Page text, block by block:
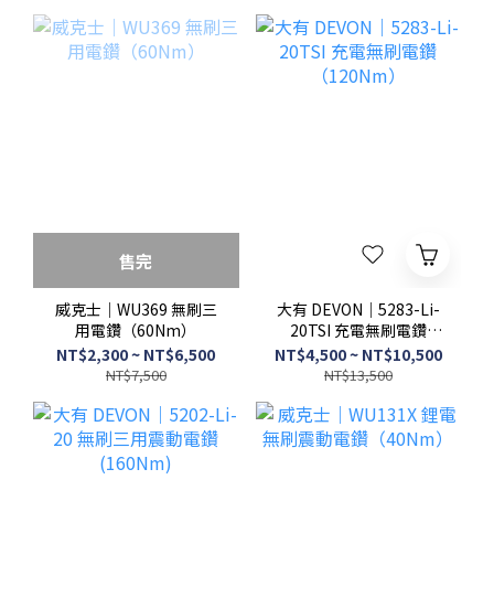
售完
威克士｜WU369 無刷三
用電鑽（60Nm）
NT$2,300 ~ NT$6,500
NT$7,500
大有 DEVON｜5283-Li-
20TSI 充電無刷電鑽
（120Nm）
NT$4,500 ~ NT$10,500
NT$13,500